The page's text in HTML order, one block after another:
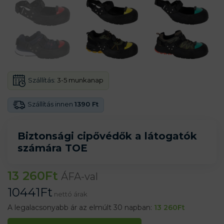
Biztonsági cipővédők a látogatók
számára TOE
Szállítás innen 1390 Ft
Szállítás: 3-5 munkanap
13 260Ft ÁFA-val
10441Ft nettó árak
A legalacsonyabb ár az elmúlt 30 napban: 13 260Ft